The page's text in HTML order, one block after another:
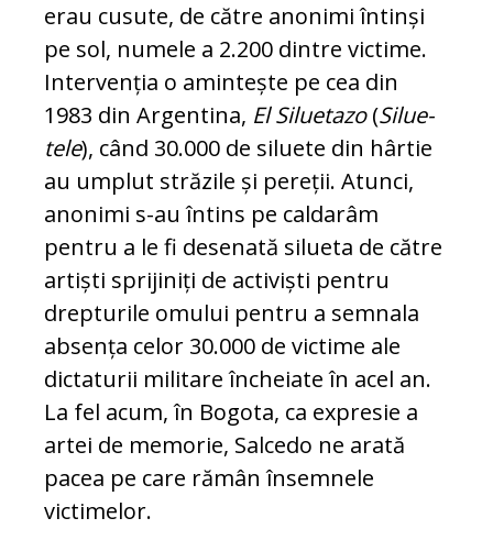
erau cusute, de către anonimi în­tinși
pe sol, numele a 2.200 dintre vic­time.
Intervenția o amintește pe cea din
1983 din Argentina, El Siluetazo(Silue­
tele), când 30.000 de siluete din hârtie
au umplut străzile și pereții. Atunci,
anonimi s-au întins pe caldarâm
pentru a le fi de­senată silueta de către
artiști sprijiniți de activiști pentru
drepturile omului pentru a semnala
absența celor 30.000 de victime ale
dictaturii militare încheiate în acel an.
La fel acum, în Bogota, ca expresie a
artei de memorie, Salcedo ne arată
pacea pe ca­re rămân însemnele
victimelor.